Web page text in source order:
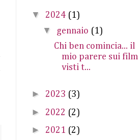
▼ 2024 (1)
▼ gennaio (1)
Chi ben comincia... il
mio parere sui film
visti t...
► 2023 (3)
► 2022 (2)
► 2021 (2)